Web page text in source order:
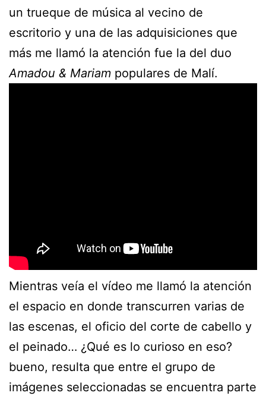
un trueque de música al vecino de
escritorio y una de las adquisiciones que
más me llamó la atención fue la del duo
Amadou & Mariam populares de Malí.
Mientras veía el vídeo me llamó la atención
el espacio en donde transcurren varias de
las escenas, el oficio del corte de cabello y
el peinado… ¿Qué es lo curioso en eso?
bueno, resulta que entre el grupo de
imágenes seleccionadas se encuentra parte